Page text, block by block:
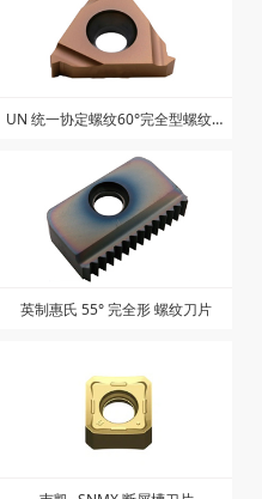
UN 统一协定螺纹60°完全型螺纹刀
片
英制惠氏 55° 完全形 螺纹刀片